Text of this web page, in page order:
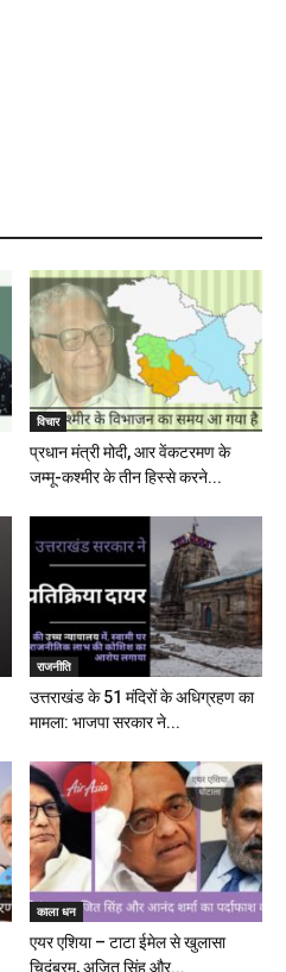
विचार
प्रधान मंत्री मोदी, आर वेंकटरमण के
जम्मू-कश्मीर के तीन हिस्से करने...
राजनीति
उत्तराखंड के 51 मंदिरों के अधिग्रहण का
मामला: भाजपा सरकार ने...
काला धन
एयर एशिया – टाटा ईमेल से खुलासा
चिदंबरम, अजित सिंह और...